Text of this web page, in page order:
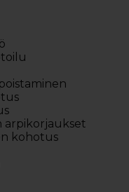
arpikorjaukset
kohotus